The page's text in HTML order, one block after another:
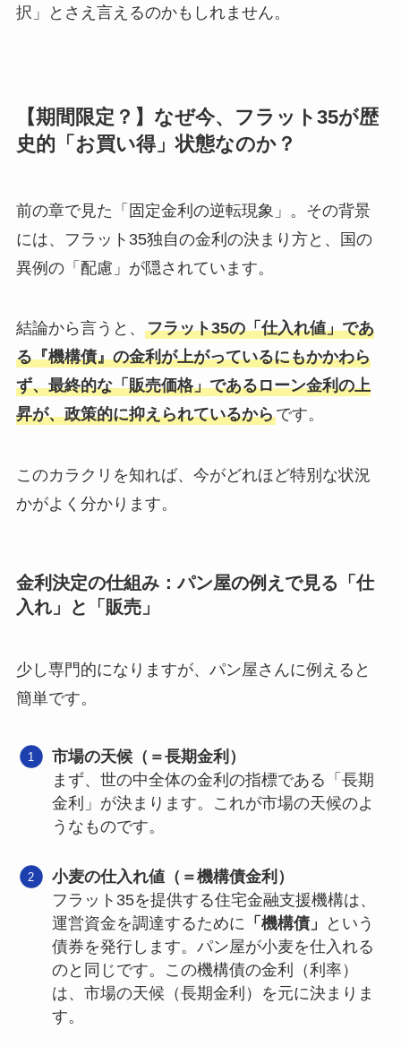
択」とさえ言えるのかもしれません。
【期間限定？】なぜ今、フラット35が歴
史的「お買い得」状態なのか？
前の章で見た「固定金利の逆転現象」。その背景
には、フラット35独自の金利の決まり方と、国の
異例の「配慮」が隠されています。
結論から言うと、 フラット35の「仕入れ値」であ
る『機構債』の金利が上がっているにもかかわら
ず、最終的な「販売価格」であるローン金利の上
昇が、政策的に抑えられているからです。
このカラクリを知れば、今がどれほど特別な状況
かがよく分かります。
金利決定の仕組み：パン屋の例えで見る「仕
入れ」と「販売」
少し専門的になりますが、パン屋さんに例えると
簡単です。
市場の天候（＝長期金利）
まず、世の中全体の金利の指標である「長期
金利」が決まります。これが市場の天候のよ
うなものです。
小麦の仕入れ値（＝機構債金利）
フラット35を提供する住宅金融支援機構は、
運営資金を調達するために 「機構債」
という
債券を発行します。パン屋が小麦を仕入れる
のと同じです。この機構債の金利（利率）
は、市場の天候（長期金利）を元に決まりま
す。